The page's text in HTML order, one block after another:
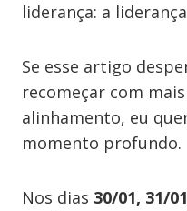
liderança: a
Se esse artigo
recomeçar com
alinhamento, eu
momento profundo.
Nos dias 30/01, 31/